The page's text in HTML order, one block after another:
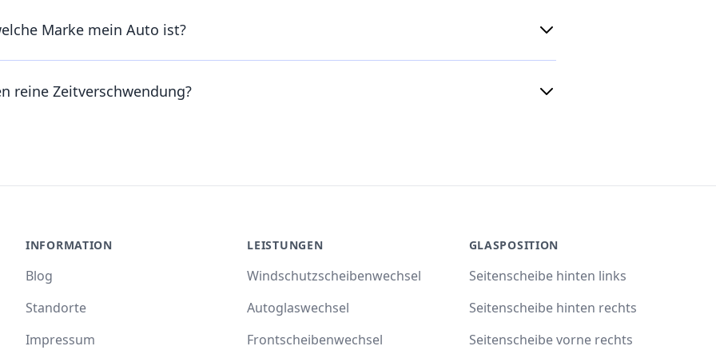
Marke mein Auto ist?
reine Zeitverschwendung?
INFORMATION
Blog
Standorte
Impressum
LEISTUNGEN
Windschutzscheibenwechsel
Autoglaswechsel
Frontscheibenwechsel
GLASPOSITION
Seitenscheibe hinten links
Seitenscheibe hinten rechts
Seitenscheibe vorne rechts